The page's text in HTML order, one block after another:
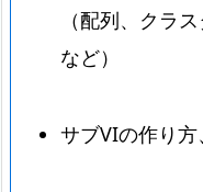
（配列、クラ
など）
サブVIの作り